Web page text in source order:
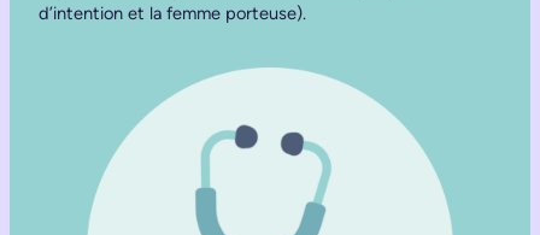
d’intention et la femme porteuse).